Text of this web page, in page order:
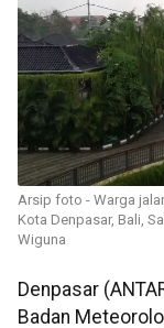
Arsip foto - Warga
Kota Denpasar, Bali,
Wiguna
Denpasar
Badan